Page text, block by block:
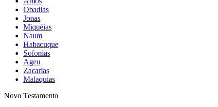
Obadias
Jonas
Miquéias
Naum
Habacuque
Sofonias
Ageu
Zacarias
Malaquias
Novo Testamento